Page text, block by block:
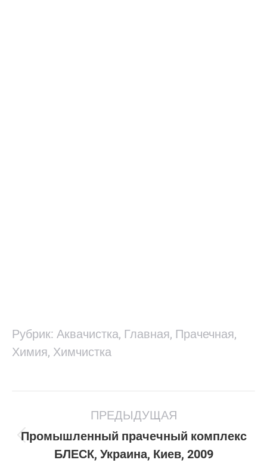
Рубрик: Аквачистка, Главная, Прачечная,
Химия, Химчистка
ПРЕДЫДУЩАЯ
Previous
project:
Промышленный прачечный комплекс
БЛЕСК, Украина, Киев, 2009